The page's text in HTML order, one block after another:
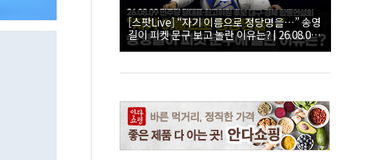
[스팟Live] “자기 이름으로 정당명을…” 송영
길이 피켓 문구 보고 놀란 이유는? | 26.08.09
더불어민주당 당대표·최고위원 후보 대구·경